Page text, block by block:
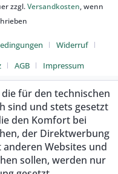
zzgl.Versandkosten, wenn
Widerruf
AGB Impressum
für den technischen
sind und stets gesetzt
den Komfort bei
der Direktwerbung
Websites und
sollen, werden nur